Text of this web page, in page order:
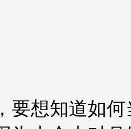
想知道如何